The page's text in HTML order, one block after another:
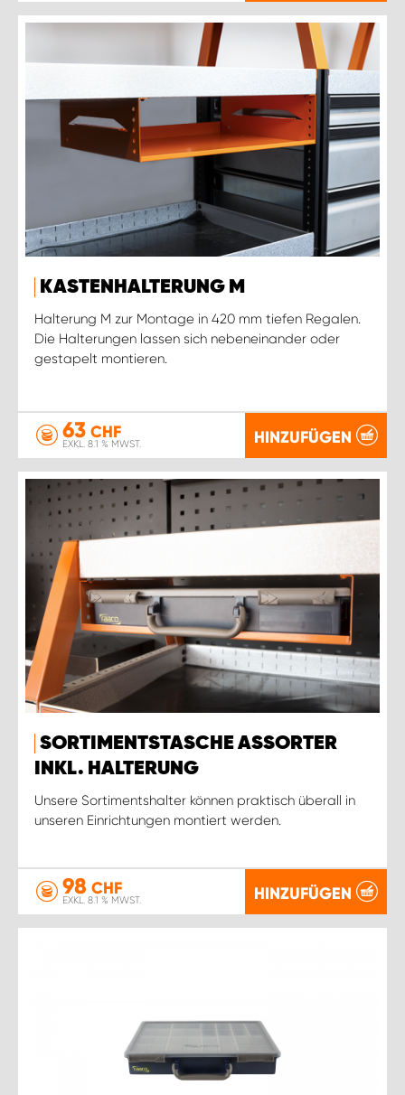
KASTENHALTERUNG M
Halterung M zur Montage in 420 mm tiefen Regalen.
Die Halterungen lassen sich nebeneinander oder
gestapelt montieren.
63 CHF
EXKL. 8.1 % MWST. HINZUFÜGEN
SORTIMENTSTASCHE ASSORTER
INKL. HALTERUNG
Unsere Sortimentshalter können praktisch überall in
unseren Einrichtungen montiert werden.
98 CHF
EXKL. 8.1 % MWST. HINZUFÜGEN